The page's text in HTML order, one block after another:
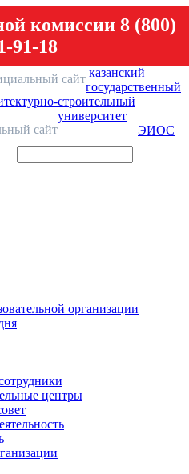
комиссии 8 (800)
91-18
сайт казанский
государственный
строительный
университет
сайт ЭИОС
организации
центры